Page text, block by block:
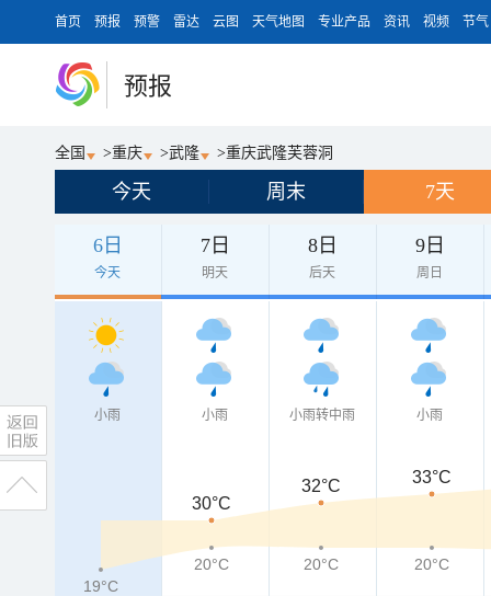
首页 预报 预警 雷达 云图 天气地图 专业产品 资讯 视频 节气
预报
全国 >重庆 >武隆 >重庆武隆芙蓉洞
今天 周末 7天
6日
今天
7日
明天
8日
后天
9日
周日
小雨 小雨 小雨转中雨 小雨
30°C
32°C 33°C
19°C
20°C 20°C 20°C